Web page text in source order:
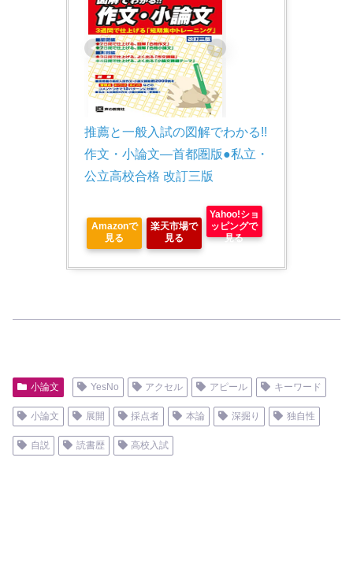
推薦と一般入試の図解でわかる!!
作文・小論文―首都圏版●私立・
公立高校合格 改訂三版
Amazonで
見る
楽天市場で
見る
Yahoo!ショ
ッピングで
見る
小論文 YesNo アクセル アピール キーワード
小論文 展開 採点者 本論 深掘り 独自性
自説 読書歴 高校入試